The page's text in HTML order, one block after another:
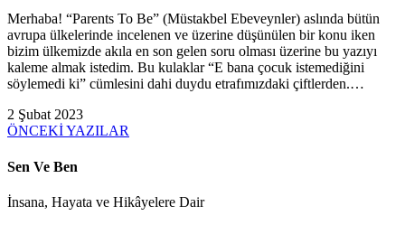
Merhaba! “Parents To Be” (Müstakbel Ebeveynler) aslında bütün
avrupa ülkelerinde incelenen ve üzerine düşünülen bir konu iken
bizim ülkemizde akıla en son gelen soru olması üzerine bu yazıyı
kaleme almak istedim. Bu kulaklar “E bana çocuk istemediğini
söylemedi ki” cümlesini dahi duydu etrafımızdaki çiftlerden.…
2 Şubat 2023
ÖNCEKİ YAZILAR
Sen Ve Ben
İnsana, Hayata ve Hikâyelere Dair